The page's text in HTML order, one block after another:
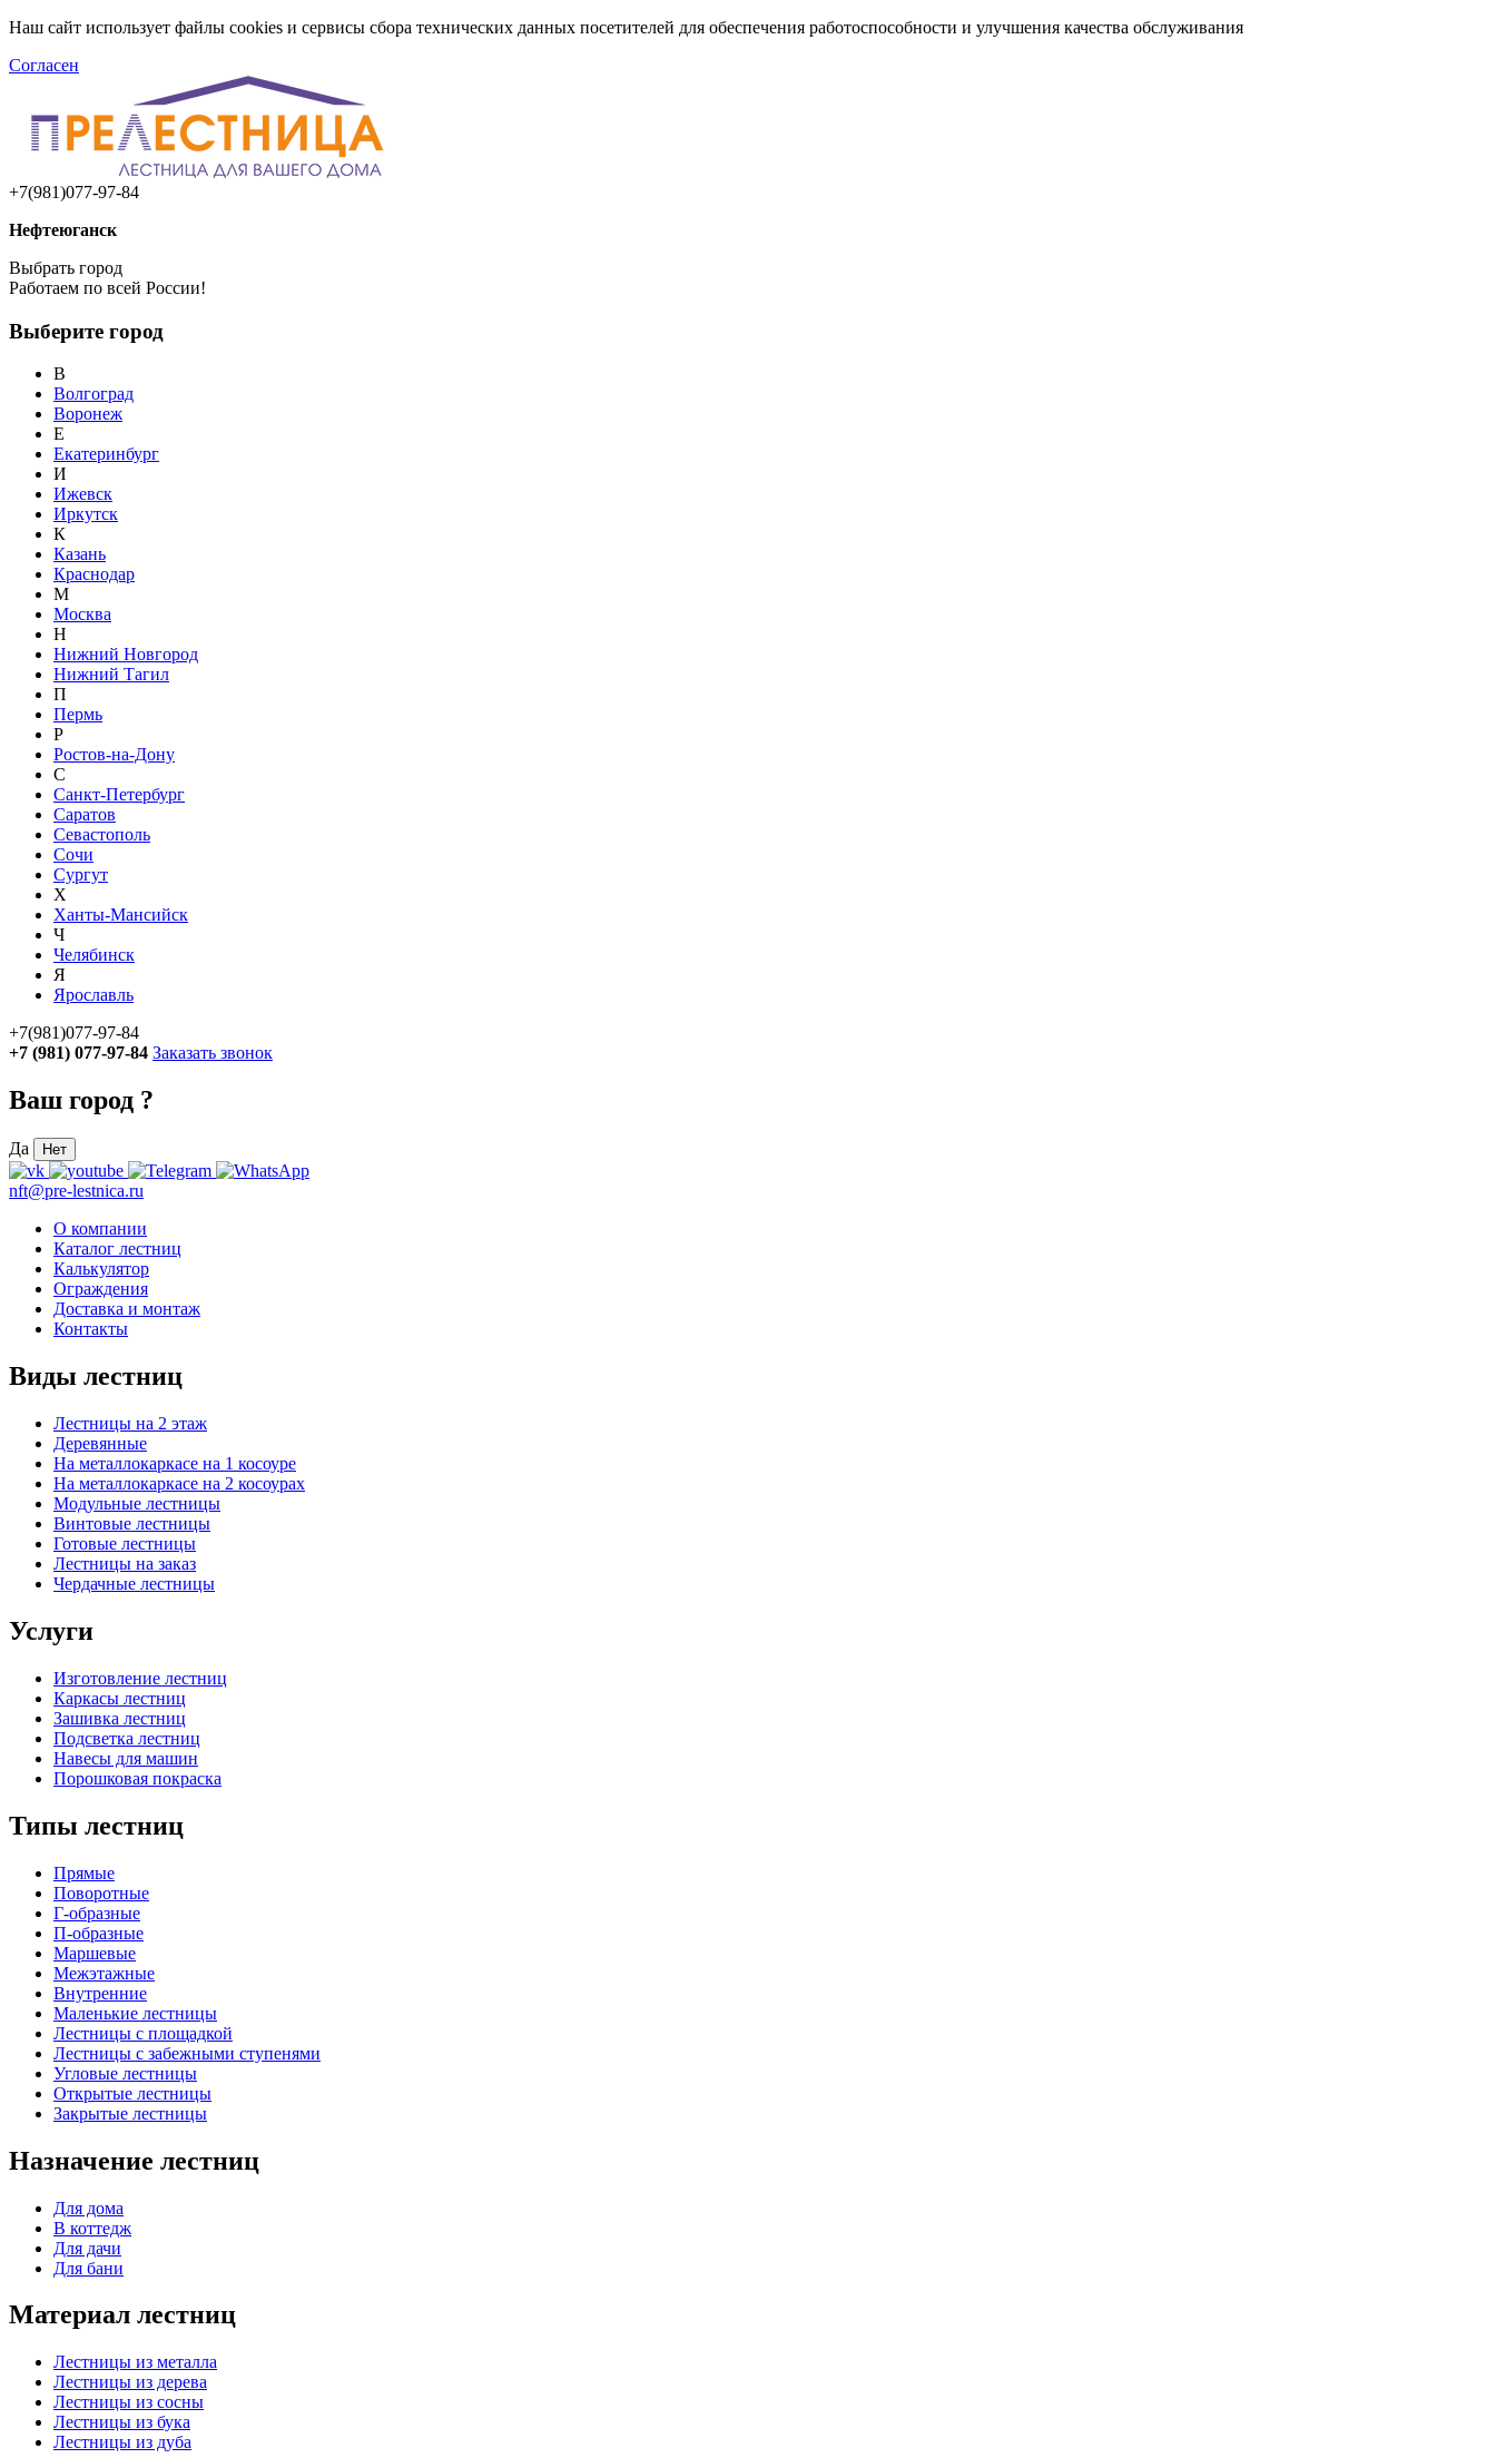
Наш сайт использует файлы cookies и сервисы сбора технических данных посетителей для обеспечения работоспособности и улучшения качества обслуживания
Согласен
+7(981)077-97-84
Нефтеюганск
Выбрать город
Работаем по всей России!
Выберите город
В
Волгоград
Воронеж
Е
Екатеринбург
И
Ижевск
Иркутск
К
Казань
Краснодар
М
Москва
Н
Нижний Новгород
Нижний Тагил
П
Пермь
Р
Ростов-на-Дону
С
Санкт-Петербург
Саратов
Севастополь
Сочи
Сургут
Х
Ханты-Мансийск
Ч
Челябинск
Я
Ярославль
+7(981)077-97-84
+7 (981) 077-97-84 Заказать звонок
Ваш город ?
Да Нет
nft@pre-lestnica.ru
О компании
Каталог лестниц
Калькулятор
Ограждения
Доставка и монтаж
Контакты
Виды лестниц
Лестницы на 2 этаж
Деревянные
На металлокаркасе на 1 косоуре
На металлокаркасе на 2 косоурах
Модульные лестницы
Винтовые лестницы
Готовые лестницы
Лестницы на заказ
Чердачные лестницы
Услуги
Изготовление лестниц
Каркасы лестниц
Зашивка лестниц
Подсветка лестниц
Навесы для машин
Порошковая покраска
Типы лестниц
Прямые
Поворотные
Г-образные
П-образные
Маршевые
Межэтажные
Внутренние
Маленькие лестницы
Лестницы с площадкой
Лестницы с забежными ступенями
Угловые лестницы
Открытые лестницы
Закрытые лестницы
Назначение лестниц
Для дома
В коттедж
Для дачи
Для бани
Материал лестниц
Лестницы из металла
Лестницы из дерева
Лестницы из сосны
Лестницы из бука
Лестницы из дуба